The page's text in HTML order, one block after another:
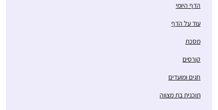
הדף היומי
עוד על הדף
מסכת
קורסים
חגים ומועדים
תוכנית בת מצווה